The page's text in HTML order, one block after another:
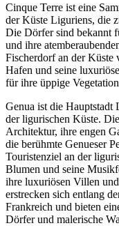
Cinque Terre ist eine
der Küste Liguriens, die
Die Dörfer sind bekannt
und ihre
Fischerdorf an der Küste
Hafen und seine
für ihre üppige
Genua ist die Hauptstadt
der ligurischen Küste.
Architektur, ihre engen
die berühmte Genueser
Touristenziel an der
Blumen und seine
ihre luxuriösen Villen
erstrecken sich entlang
Frankreich und bieten
Dörfer und malerische